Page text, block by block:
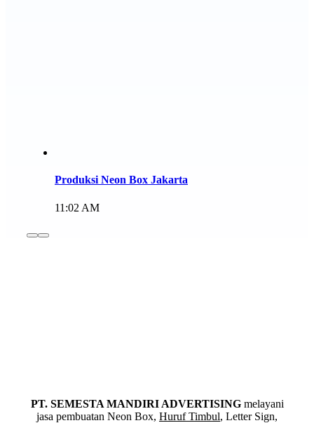
Produksi Neon Box Jakarta
11:02 AM
PT. SEMESTA MANDIRI ADVERTISINGmelayani
jasa pembuatan Neon Box, Huruf Timbul, Letter Sign,